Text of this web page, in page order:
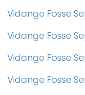
Vidange Fosse
Vidange Fosse
Vidange Fosse
Vidange Fosse